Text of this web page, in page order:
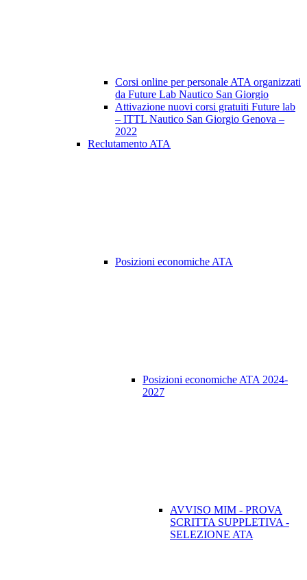
Corsi online per personale ATA organizzati
da Future Lab Nautico San Giorgio
Attivazione nuovi corsi gratuiti Future lab
– ITTL Nautico San Giorgio Genova –
2022
Reclutamento ATA
Posizioni economiche ATA
Posizioni economiche ATA 2024-
2027
AVVISO MIM - PROVA
SCRITTA SUPPLETIVA -
SELEZIONE ATA